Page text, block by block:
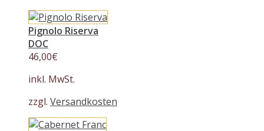
Pignolo Riserva
DOC
46,00€
inkl. MwSt.
zzgl. Versandkosten